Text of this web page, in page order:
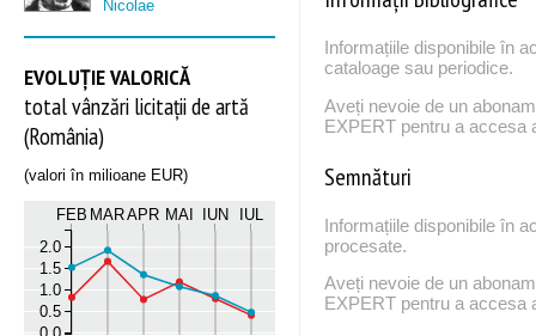
Nicolae
EVOLUȚIE VALORICĂ
total vânzări licitații de artă
(România)
(valori în milioane EUR)
FEB MARAPR MAI IUN IUL
0.5
1.0
1.5
2.0
Informațiile disponibile în
cataloage sau periodice.
Aveți nevoie de un
EXPERT pentru a accesa
Semnături
Informațiile disponibile în
procesate.
Aveți nevoie de un
EXPERT pentru a accesa